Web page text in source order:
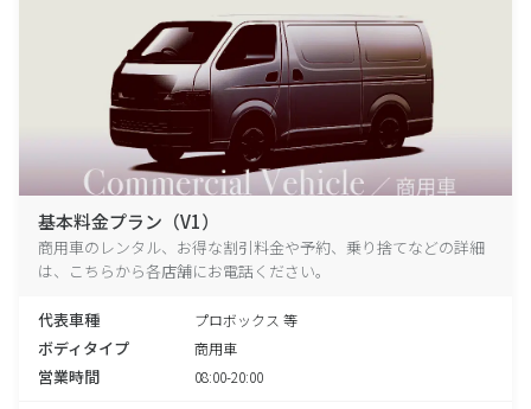
基本料金プラン（V1）
商用車のレンタル、お得な割引料金や予約、乗り捨てなどの詳細
は、こちらから各店舗にお電話ください。
代表車種 プロボックス 等
ボディタイプ 商用車
営業時間 08:00-20:00